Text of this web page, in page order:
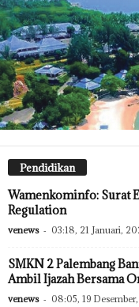
Pendidikan
Wamenkominfo: Surat
Regulation
venews - 03:18, 21 Januari,
SMKN 2 Palembang
Ambil Ijazah Bersama
venews - 08:05, 19